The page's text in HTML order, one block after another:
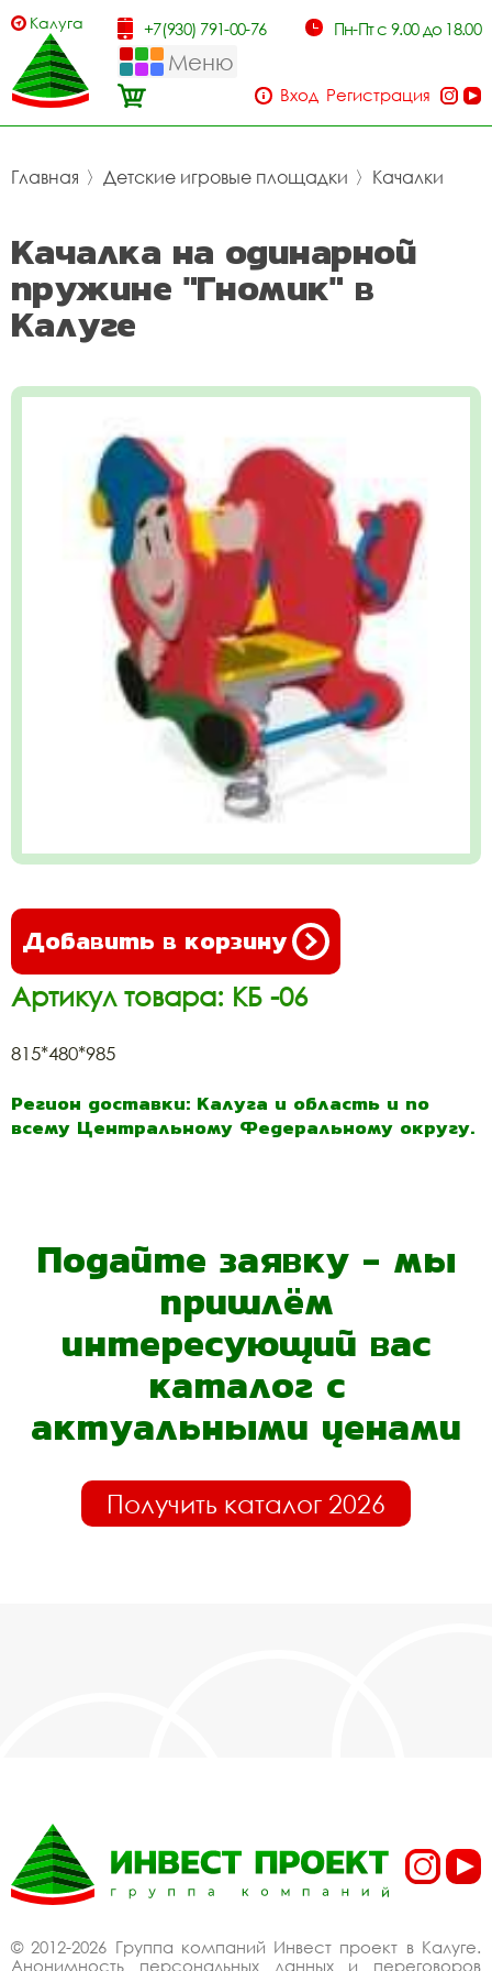
Калуга +7(930) 791-00-76 Пн-Пт с 9.00 до 18.00
Меню
Вход Регистрация
Главная 〉 Детские игровые площадки 〉 Качалки
Качалка на одинарной
пружине "Гномик" в
Калуге
Добавить в корзину
Артикул товара: КБ -06
815*480*985
Регион доставки: Калуга и область и по
всему Центральному Федеральному округу.
Подайте заявку - мы
пришлём
интересующий вас
каталог с
актуальными ценами
Получить каталог 2026
© 2012-2026 Группа компаний Инвест проект в Калуге.
Анонимность персональных данных и переговоров